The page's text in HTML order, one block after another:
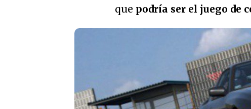
que podría ser el juego de